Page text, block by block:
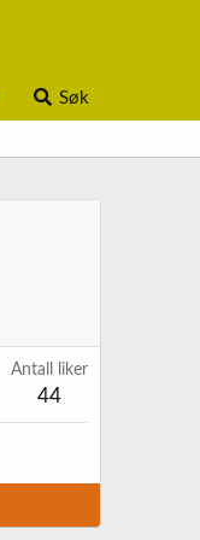
Søk
Antall liker
44